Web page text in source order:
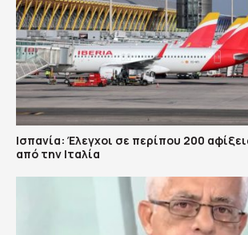
Ισπανία: Έλεγχοι σε περίπου 200
από την Ιταλία